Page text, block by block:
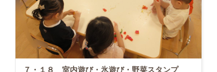
７・１８ 室内遊び・氷遊び・野菜スタンプ